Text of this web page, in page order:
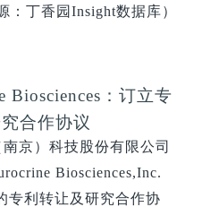
：丁香园Insight数据库）
Biosciences：订立专
合作协议
京）科技股份有限公司
Biosciences,Inc.
专利转让及研究合作协